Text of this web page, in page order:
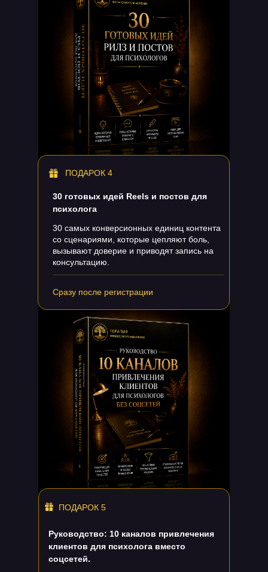
Руководство: 10 каналов привлечения
клиентов для психолога вместо
соцсетей.
ПОДАРОК 5
30 готовых идей Reels и постов для
психолога
30 самых конверсионных единиц контента
со сценариями, которые цепляют боль,
вызывают доверие и приводят запись на
консультацию.
Сразу после регистрации
ПОДАРОК 4